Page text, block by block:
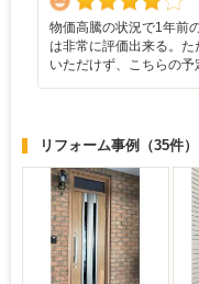
物価高騰の状況で1年前
は非常に評価出来る。
いただけず、こちらの
リフォーム事例 （35件）